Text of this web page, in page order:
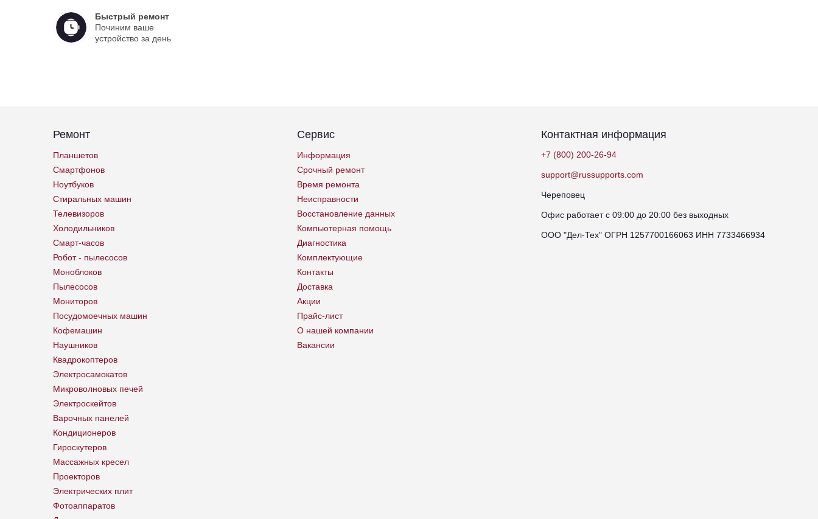
Быстрый ремонт
Починим ваше
устройство за день
Ремонт
Планшетов
Смартфонов
Ноутбуков
Стиральных машин
Телевизоров
Холодильников
Смарт-часов
Робот - пылесосов
Моноблоков
Пылесосов
Мониторов
Посудомоечных машин
Кофемашин
Наушников
Квадрокоптеров
Электросамокатов
Микроволновых печей
Электроскейтов
Варочных панелей
Кондиционеров
Гироскутеров
Массажных кресел
Проекторов
Электрических плит
Фотоаппаратов
Сервис
Информация
Срочный ремонт
Время ремонта
Неисправности
Восстановление данных
Компьютерная помощь
Диагностика
Комплектующие
Контакты
Доставка
Акции
Прайс-лист
О нашей компании
Вакансии
Контактная информация
+7 (800) 200-26-94
support@russupports.com
Череповец
Офис работает с 09:00 до 20:00 без выходных
ООО "Дел-Тех" ОГРН 1257700166063 ИНН 7733466934